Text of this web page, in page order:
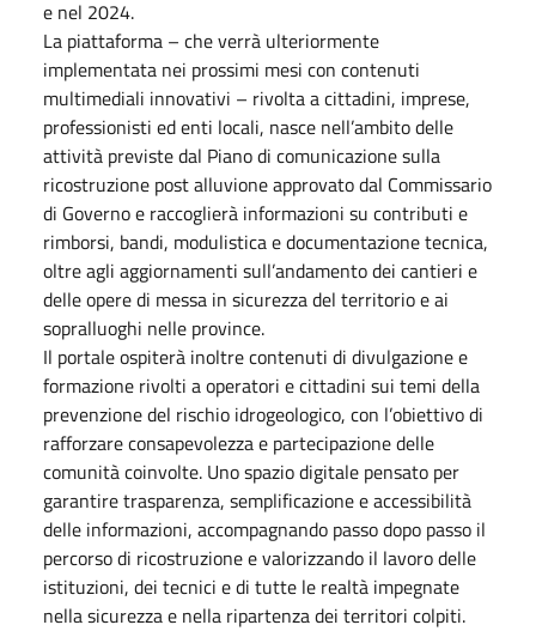
e nel 2024.
La piattaforma – che verrà ulteriormente
implementata nei prossimi mesi con contenuti
multimediali innovativi – rivolta a cittadini, imprese,
professionisti ed enti locali, nasce nell’ambito delle
attività previste dal Piano di comunicazione sulla
ricostruzione post alluvione approvato dal Commissario
di Governo e raccoglierà informazioni su contributi e
rimborsi, bandi, modulistica e documentazione tecnica,
oltre agli aggiornamenti sull’andamento dei cantieri e
delle opere di messa in sicurezza del territorio e ai
sopralluoghi nelle province.
Il portale ospiterà inoltre contenuti di divulgazione e
formazione rivolti a operatori e cittadini sui temi della
prevenzione del rischio idrogeologico, con l’obiettivo di
rafforzare consapevolezza e partecipazione delle
comunità coinvolte. Uno spazio digitale pensato per
garantire trasparenza, semplificazione e accessibilità
delle informazioni, accompagnando passo dopo passo il
percorso di ricostruzione e valorizzando il lavoro delle
istituzioni, dei tecnici e di tutte le realtà impegnate
nella sicurezza e nella ripartenza dei territori colpiti.